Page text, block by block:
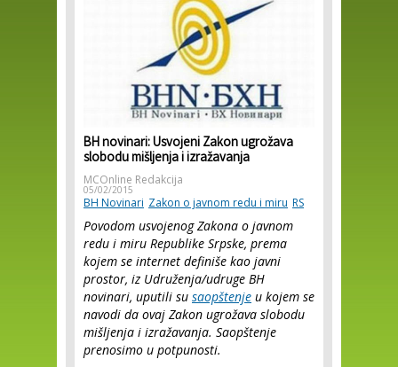
BH novinari: Usvojeni Zakon ugrožava
slobodu mišljenja i izražavanja
MCOnline Redakcija
05/02/2015
BH Novinari Zakon o javnom redu i miru RS
Povodom usvojenog Zakona o javnom
redu i miru Republike Srpske, prema
kojem se internet definiše kao javni
prostor, iz Udruženja/udruge BH
novinari, uputili su saopštenje u kojem se
navodi da ovaj Zakon ugrožava slobodu
mišljenja i izražavanja. Saopštenje
prenosimo u potpunosti.